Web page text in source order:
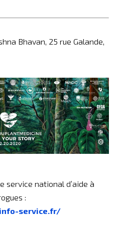
Bhavan, 25 rue Galande,
service national d’aide à
:
service.fr/